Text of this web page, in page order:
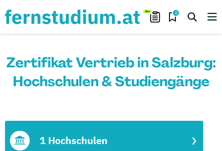
0
Zertifikat Vertrieb in Salzburg:
Hochschulen & Studiengänge
1 Hochschulen